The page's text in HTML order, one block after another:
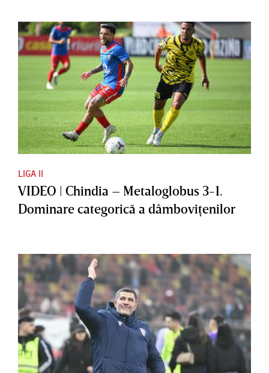
LIGA II
VIDEO | Chindia – Metaloglobus 3-1.
Dominare categorică a dâmboviţenilor